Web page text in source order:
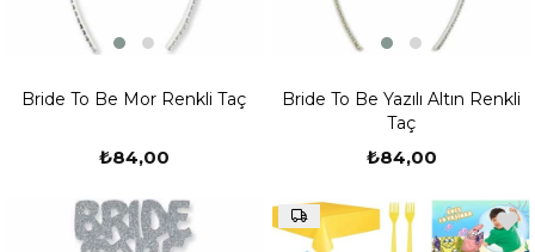
Bride To Be Mor Renkli Taç
₺84,00
Bride To Be Yazılı Altın Renkli
Taç
₺84,00